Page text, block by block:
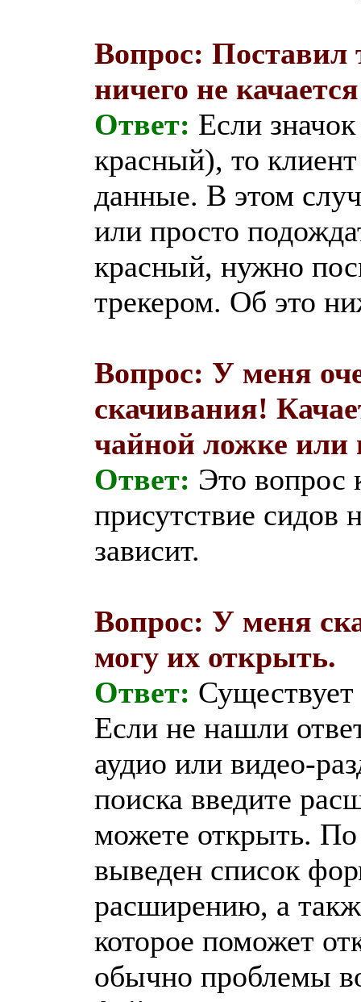
Вопрос: Поставил
ничего не
Ответ: Если
красный), то
данные. В этом
или просто
красный, нужно
трекером. Об это
Вопрос: У меня
скачивания!
чайной ложке или
Ответ: Это вопрос
присутствие сидов
зависит.
Вопрос: У меня
могу их открыть.
Ответ:
Если не нашли
аудио или видео-
поиска введите
можете открыть. По
выведен список
расширению, а
которое поможет
обычно проблемы